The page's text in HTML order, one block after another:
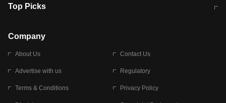
RBI का नया नियम: अब बैंकों को अपनी सभी
Top Picks
बारिश की चेतावनी
Company
About Us Contact Us
Advertise with us Regulatory
Terms & Conditions Privacy Policy